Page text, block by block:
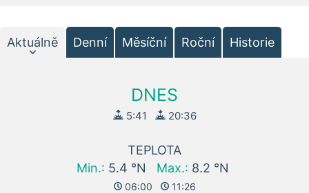
Aktuálně Denní Měsíční Roční Historie
DNES
5:41 20:36
TEPLOTA
Min.: 5.4 °N Max.: 8.2 °N
06:00 11:26